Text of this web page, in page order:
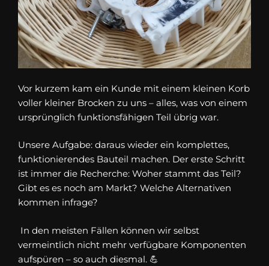
Vor kurzem kam ein Kunde mit einem kleinen Korb
voller kleiner Brocken zu uns – alles, was von einem
ursprünglich funktionsfähigen Teil übrig war.
Unsere Aufgabe: daraus wieder ein komplettes,
funktionierendes Bauteil machen. Der erste Schritt
ist immer die Recherche: Woher stammt das Teil?
Gibt es es noch am Markt? Welche Alternativen
kommen infrage?
In den meisten Fällen können wir selbst
vermeintlich nicht mehr verfügbare Komponenten
aufspüren – so auch diesmal. 💪